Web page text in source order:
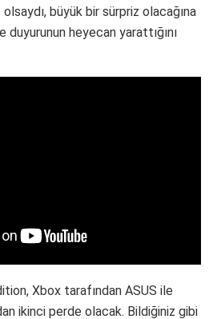
olsaydı, büyük bir sürpriz olacağına
heyecan yarattığını
Xbox tarafından ASUS ile
ikinci perde olacak. Bildiğiniz gibi